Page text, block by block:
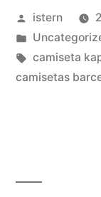
Publicado
por
istern
Publicado
en
Etiquetas:
camiseta
camisetas